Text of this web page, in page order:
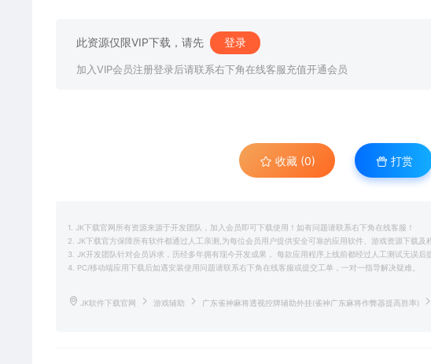
此资源仅限VIP下载，请先 登录
加入VIP会员注册登录后请联系右下角在线客服充值开通会员
收藏 (0) 打赏
1. JK下载官网所有资源来源于开发团队，加入会员即可下载使用！如有问题请联系右下角在线客服！
2. JK下载官方保障所有软件都通过人工亲测,为每位会员用户提供安全可靠的应用软件、游戏资源下载及
3. JK开发团队针对会员诉求，历经多年拥有现今开发成果， 每款应用程序上线前都经过人工测试无误后
4. PC/移动端应用下载后如遇安装使用问题请联系右下角在线客服或提交工单，一对一指导解决疑难。
JK软件下载官网 游戏辅助 广东雀神麻将透视控牌辅助外挂(雀神广东麻将作弊器提高胜率)